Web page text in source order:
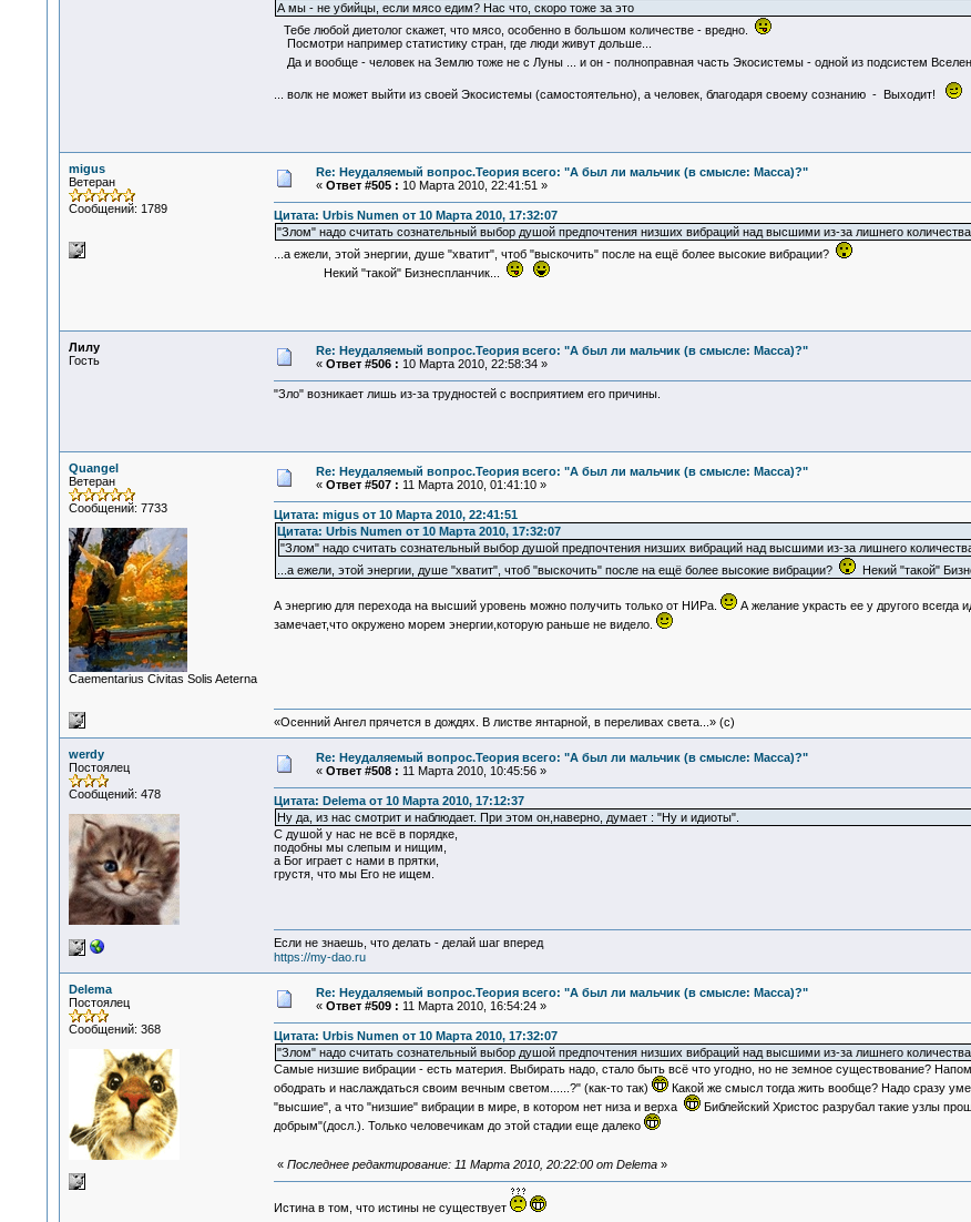
А мы - не убийцы, если мясо едим? Нас что, скоро тоже за это
Тебе любой диетолог скажет, что мясо, особенно в большом количестве - вредно.
Посмотри например статистику стран, где люди живут дольше...
Да и вообще - человек на Землю тоже не с Луны ... и он - полноправная часть Экосистемы - одной из подсистем
... волк не может выйти из своей Экосистемы (самостоятельно), а человек, благодаря своему сознанию - Выходит!
migus
Ветеран
Сообщений: 1789
Re: Неудаляемый вопрос.Теория всего: "А был ли мальчик (в смысле: Масса)?"
« Ответ #505 : 10 Марта 2010, 22:41:51 »
Цитата: Urbis Numen от 10 Марта 2010, 17:32:07
"Злом" надо считать сознательный выбор душой предпочтения низших вибраций над высшими из-за лишнего
...а ежели, этой энергии, душе "хватит", чтоб "выскочить" после на ещё более высокие вибрации?
Некий "такой" Бизнеспланчик...
Лилу
Гость
Re: Неудаляемый вопрос.Теория всего: "А был ли мальчик (в смысле: Масса)?"
« Ответ #506 : 10 Марта 2010, 22:58:34 »
"Зло" возникает лишь из-за трудностей с восприятием его причины.
Quangel
Ветеран
Сообщений: 7733
Сaementarius Civitas Solis Aeterna
Re: Неудаляемый вопрос.Теория всего: "А был ли мальчик (в смысле: Масса)?"
« Ответ #507 : 11 Марта 2010, 01:41:10 »
Цитата: migus от 10 Марта 2010, 22:41:51
Цитата: Urbis Numen от 10 Марта 2010, 17:32:07
"Злом" надо считать сознательный выбор душой предпочтения низших вибраций над высшими из-за лишнего
...а ежели, этой энергии, душе "хватит", чтоб "выскочить" после на ещё более высокие вибрации?
Некий "такой"
А энергию для перехода на высший уровень можно получить только от НИРа.
А желание украсть ее у другого всегда
замечает,что окружено морем энергии,которую раньше не видело.
«Осенний Ангел прячется в дождях. В листве янтарной, в переливах света...» (c)
werdy
Постоялец
Сообщений: 478
Re: Неудаляемый вопрос.Теория всего: "А был ли мальчик (в смысле: Масса)?"
« Ответ #508 : 11 Марта 2010, 10:45:56 »
Цитата: Delema от 10 Марта 2010, 17:12:37
Ну да, из нас смотрит и наблюдает. При этом он,наверно, думает : "Ну и идиоты".
С душой у нас не всё в порядке,
подобны мы слепым и нищим,
а Бог играет с нами в прятки,
грустя, что мы Его не ищем.
Если не знаешь, что делать - делай шаг вперед
https://my-dao.ru
Delema
Постоялец
Сообщений: 368
Re: Неудаляемый вопрос.Теория всего: "А был ли мальчик (в смысле: Масса)?"
« Ответ #509 : 11 Марта 2010, 16:54:24 »
Цитата: Urbis Numen от 10 Марта 2010, 17:32:07
"Злом" надо считать сознательный выбор душой предпочтения низших вибраций над высшими из-за лишнего
Самые низшие вибрации - есть материя. Выбирать надо, стало быть всё что угодно, но не земное существование?
ободрать и наслаждаться своим вечным светом......?" (как-то так)
Какой же смысл тогда жить вообще? Надо сразу
"высшие", а что "низшие" вибрации в мире, в котором нет низа и верха
Библейский Христос разрубал такие узлы
добрым"(досл.). Только человечикам до этой стадии еще далеко
« Последнее редактирование: 11 Марта 2010, 20:22:00 от Delema»
Истина в том, что истины не существует